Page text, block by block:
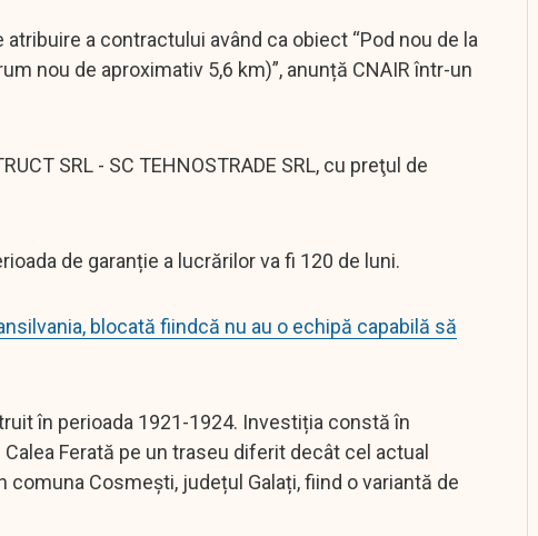
a contractului având ca obiect “Pod nou de la
nou de aproximativ 5,6 km)”, anunță CNAIR într-un
SRL - SC TEHNOSTRADE SRL, cu preţul de
de garanție a lucrărilor va fi 120 de luni.
blocată fiindcă nu au o echipă capabilă să
în perioada 1921-1924. Investiția constă în
Ferată pe un traseu diferit decât cel actual
comuna Cosmești, județul Galați, fiind o variantă de